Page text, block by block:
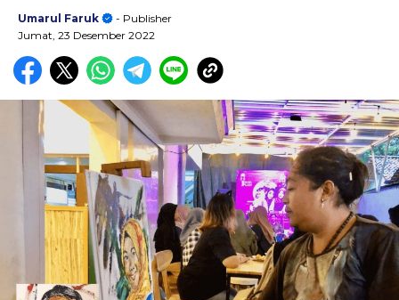
Umarul Faruk
- Publisher
Jumat, 23 Desember 2022